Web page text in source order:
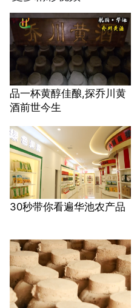
品一杯黄醇佳酿,探乔川黄
酒前世今生
30秒带你看遍华池农产品